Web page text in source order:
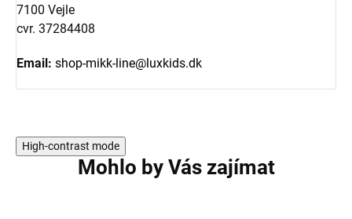
7100 Vejle
cvr. 37284408
Email: shop-mikk-line@luxkids.dk
High-contrast mode
Mohlo by Vás zajímat